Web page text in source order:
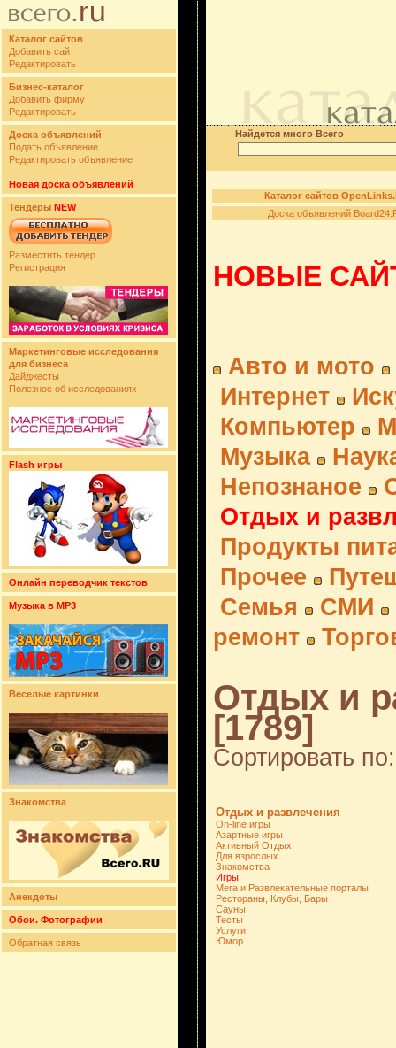
Каталог сайтов
Добавить сайт
Редактировать
Бизнес-каталог
Добавить фирму
Редактировать
Доска объявлений
Подать объявление
Редактировать объявление
Новая доска объявлений
Тендеры NEW
Разместить тендер
Регистрация
Маркетинговые исследования
для бизнеса
Дайджесты
Полезное об исследованиях
Flash игры
Онлайн переводчик текстов
Музыка в MP3
Веселые картинки
Знакомства
Анекдоты
Обои. Фотографии
Обратная связь
Найдется много Всего
Каталог сайтов
Доска объявлений
НОВЫЕ
Авто и мото
Интернет
Компьютер
Музыка
Непознаное
Отдых и
Продукты
Прочее
Семья
СМИ
ремонт
Отдых и
[1789]
Сортировать
Отдых и развлечения
On-line игры
Азартные игры
Активный Отдых
Для взрослых
Знакомства
Игры
Мега и Развлекательные порталы
Рестораны, Клубы, Бары
Сауны
Тесты
Услуги
Юмор